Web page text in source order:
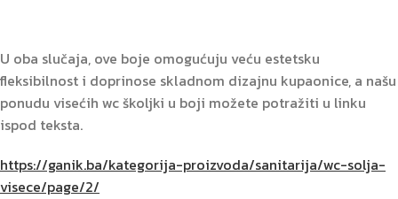
U oba slučaja, ove boje omogućuju veću estetsku
fleksibilnost i doprinose skladnom dizajnu kupaonice, a našu
ponudu visećih wc školjki u boji možete potražiti u linku
ispod teksta.
https://ganik.ba/kategorija-proizvoda/sanitarija/wc-solja-
visece/page/2/